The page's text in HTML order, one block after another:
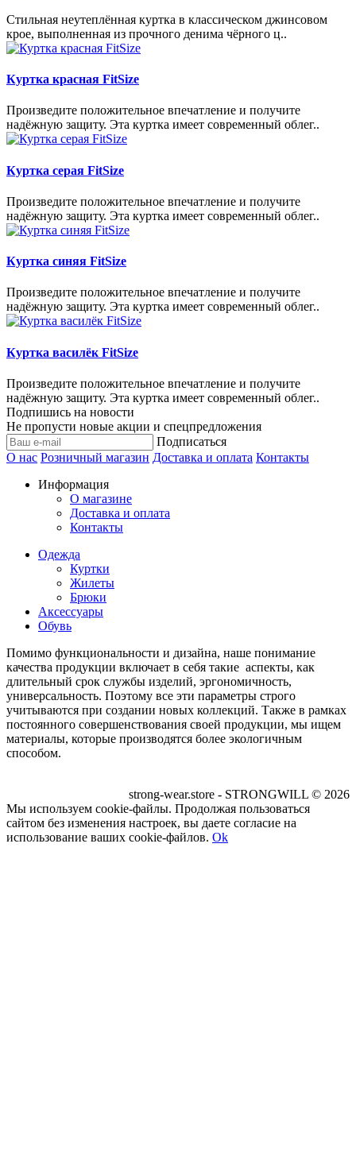
Стильная неутеплённая куртка в классическом джинсовом
крое, выполненная из прочного денима чёрного ц..
Куртка красная FitSize
Произведите положительное впечатление и получите
надёжную защиту. Эта куртка имеет современный облег..
Куртка серая FitSize
Произведите положительное впечатление и получите
надёжную защиту. Эта куртка имеет современный облег..
Куртка синяя FitSize
Произведите положительное впечатление и получите
надёжную защиту. Эта куртка имеет современный облег..
Куртка василёк FitSize
Произведите положительное впечатление и получите
надёжную защиту. Эта куртка имеет современный облег..
Подпишись на новости
Не пропусти новые акции и спецпредложения
Подписаться
О нас Розничный магазин Доставка и оплата Контакты
Информация
О магазине
Доставка и оплата
Контакты
Одежда
Куртки
Жилеты
Брюки
Аксессуары
Обувь
Помимо функциональности и дизайна, наше понимание
качества продукции включает в себя такие аспекты, как
длительный срок службы изделий, эргономичность,
универсальность. Поэтому все эти параметры строго
учитываются при создании новых коллекций. Также в рамках
постоянного совершенствования своей продукции, мы ищем
материалы, которые производятся более экологичным
способом.
strong-wear.store - STRONGWILL © 2026
Мы используем cookie-файлы. Продолжая пользоваться
сайтом без изменения настроек, вы даете согласие на
использование ваших cookie-файлов. Ok